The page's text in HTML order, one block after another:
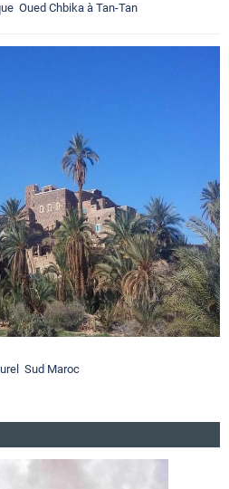
Oued Chbika à Tan-Tan
Sud Maroc